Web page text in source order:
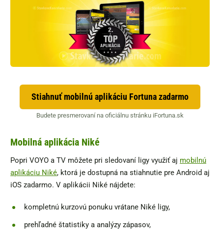
Stiahnuť mobilnú aplikáciu Fortuna zadarmo
Budete presmerovaní na oficiálnu stránku iFortuna.sk
Mobilná aplikácia Niké
Popri VOYO a TV môžete pri sledovaní ligy využiť aj mobilnú
aplikáciu Niké, ktorá je dostupná na stiahnutie pre Android aj
iOS zadarmo. V aplikácii Niké nájdete:
kompletnú kurzovú ponuku vrátane Niké ligy,
prehľadné štatistiky a analýzy zápasov,